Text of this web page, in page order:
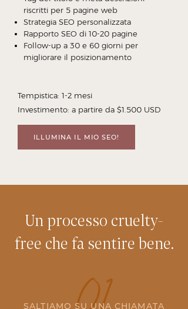
riscritti per 5 pagine web
Strategia SEO personalizzata
Rapporto SEO di 10-20 pagine
Follow-up a 30 e 60 giorni per
migliorare il posizionamento
Tempistica: 1-2 mesi
Investimento: a partire da $1.500 USD
ILLUMINA IL MIO SEO!
Un processo cruelty-
free che fa sentire bene.
SALTIAMO SU UNA CHIAMATA